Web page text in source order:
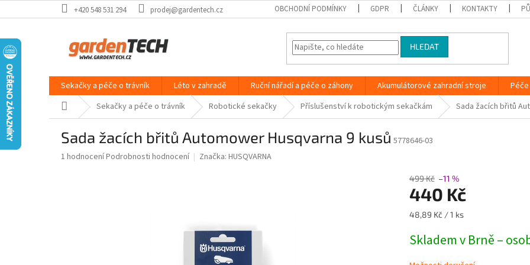
na
+420 548 531 294 prodej@gardentech.cz OBCHODNÍ PODMÍNKY GDPR ČLÁNKY KONTAKTY
HLEDAT
Sekačky a péče o trávník Léto v zahradě Ruční nářadí a péče o záhony Akumulátorové zahradní stroje
Domů Sekačky a péče o trávník Robotické sekačky Příslušenství k robotickým sekačkám Sada žacích břitů
Sada žacích břitů Automower Husqvarna 9 kusů 5778646-03
Průměrné
1 hodnoceníPodrobnosti hodnocení Značka: HUSQVARNA
499 Kč –11 %
440 Kč
Měrná
48,89 Kč / 1 ks
Skladem v Brně –